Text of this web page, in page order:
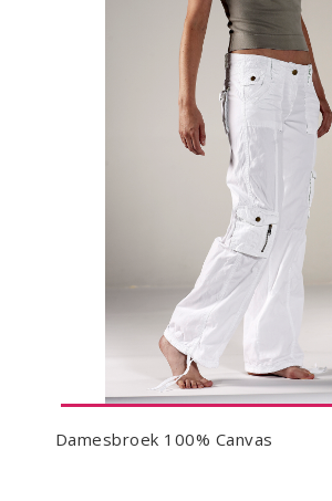
Damesbroek 100% Canvas